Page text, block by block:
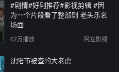
#剧情#好剧推荐#影视剪辑 #因
为一个片段看了整部剧 老头乐名
场面
62万播放 阿左影视
沈阳市被查的大老虎